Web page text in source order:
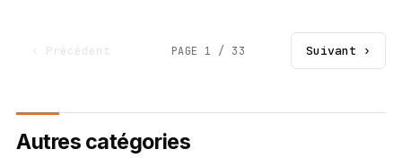
‹ Précédent PAGE 1 / 33 Suivant ›
Autres catégories